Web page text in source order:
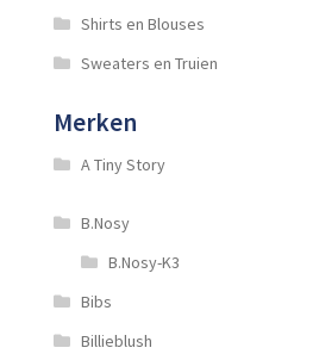
Shirts en Blouses
Sweaters en Truien
Merken
A Tiny Story
B.Nosy
B.Nosy-K3
Bibs
Billieblush